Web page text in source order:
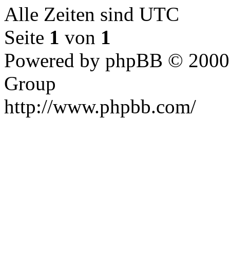
Alle Zeiten sind UTC
Seite 1 von 1
Powered by phpBB ©
Group
http://www.phpbb.com/